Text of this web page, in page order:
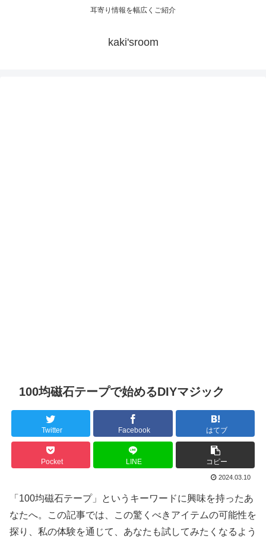
耳寄り情報を幅広くご紹介
kaki'sroom
100均磁石テープで始めるDIYマジック
Twitter Facebook はてブ
Pocket LINE コピー
2024.03.10
「100均磁石テープ」というキーワードに興味を持ったあ
なたへ。この記事では、この驚くべきアイテムの可能性を
探り、私の体験を通じて、あなたも試してみたくなるよう